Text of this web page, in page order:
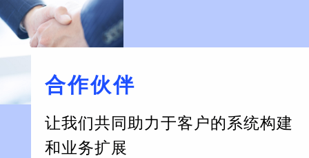
合作伙伴
让我们共同助力于客户的系统构建
和业务扩展